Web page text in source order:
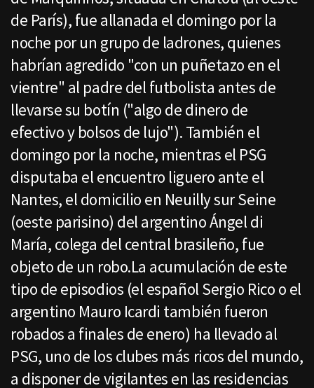
de París), fue allanada el domingo por la
noche por un grupo de ladrones, quienes
habrían agredido "con un puñetazo en el
vientre" al padre del futbolista antes de
llevarse su botín ("algo de dinero de
efectivo y bolsos de lujo"). También el
domingo por la noche, mientras el PSG
disputaba el encuentro liguero ante el
Nantes, el domicilio en Neuilly sur Seine
(oeste parisino) del argentino Ángel di
María, colega del central brasileño, fue
objeto de un robo.La acumulación de este
tipo de episodios (el español Sergio Rico o el
argentino Mauro Icardi también fueron
robados a finales de enero) ha llevado al
PSG, uno de los clubes más ricos del mundo,
a disponer de vigilantes en las residencias